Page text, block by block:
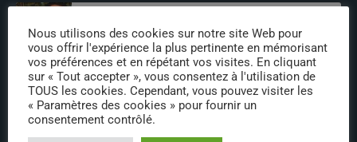
fabrice
annabelle
Nous utilisons des cookies sur notre site Web pour
vous offrir l'expérience la plus pertinente en mémorisant
vos préférences et en répétant vos visites. En cliquant
sur « Tout accepter », vous consentez à l'utilisation de
TOUS les cookies. Cependant, vous pouvez visiter les
« Paramètres des cookies » pour fournir un
consentement contrôlé.